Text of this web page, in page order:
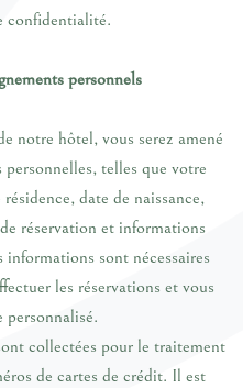
confidentialité.
personnels
notre hôtel, vous serez amené
telles que votre
date de naissance,
réservation et informations
informations sont nécessaires
les réservations et vous
personnalisé.
collectées pour le traitement
de cartes de crédit. Il est